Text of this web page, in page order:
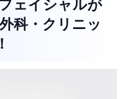
ェイシャルが
科・クリニッ